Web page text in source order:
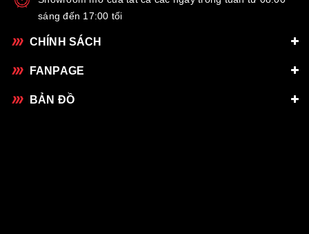
sáng đến 17:00 tối
CHÍNH SÁCH
FANPAGE
BẢN ĐỒ